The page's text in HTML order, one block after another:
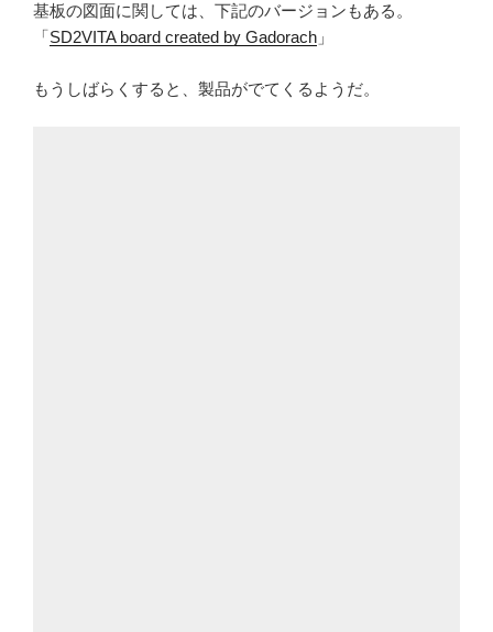
基板の図面に関しては、下記のバージョンもある。
「SD2VITA board created by Gadorach 」
もうしばらくすると、製品がでてくるようだ。